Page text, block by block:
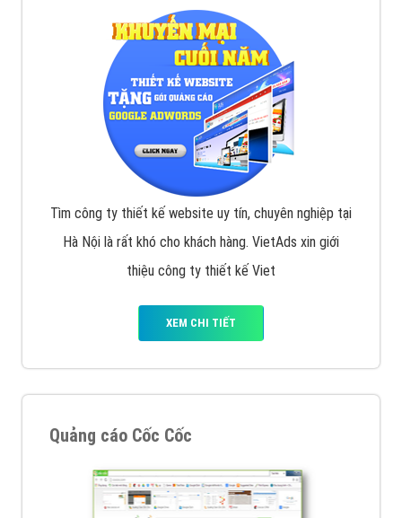
Tìm công ty thiết kế website uy tín, chuyên nghiệp tại
Hà Nội là rất khó cho khách hàng. VietAds xin giới
thiệu công ty thiết kế Viet
XEM CHI TIẾT
Quảng cáo Cốc Cốc